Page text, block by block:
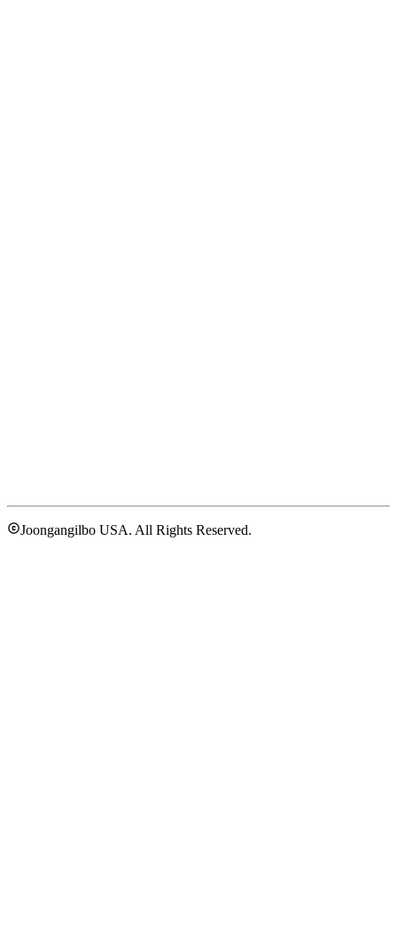
Joongangilbo USA. All Rights Reserved.